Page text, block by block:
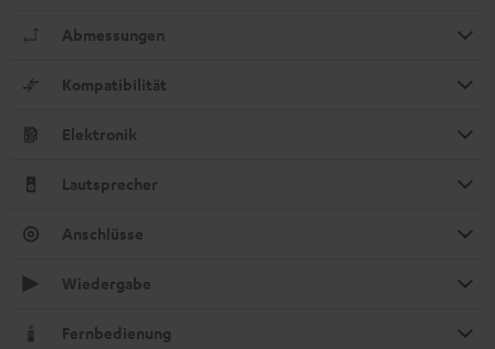
Abmessungen
Kompatibilität
Elektronik
Lautsprecher
Anschlüsse
Wiedergabe
Fernbedienung